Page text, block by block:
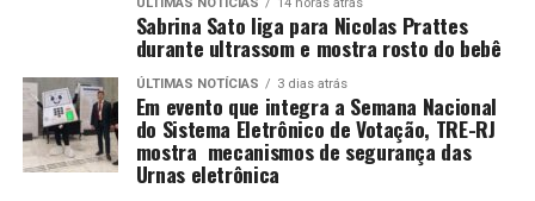
Sabrina Sato liga para Nicolas Prattes
durante ultrassom e mostra rosto do bebê
ÚLTIMAS NOTÍCIAS 3 dias atrás
Em evento que integra a Semana Nacional
do Sistema Eletrônico de Votação, TRE-RJ
mostra mecanismos de segurança das
Urnas eletrônica